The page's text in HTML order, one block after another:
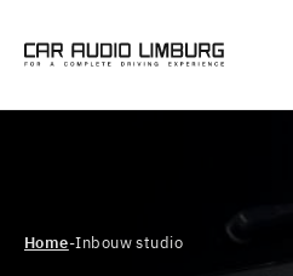
Home-Inbouw studio